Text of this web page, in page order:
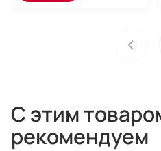
С этим
рекомендуем